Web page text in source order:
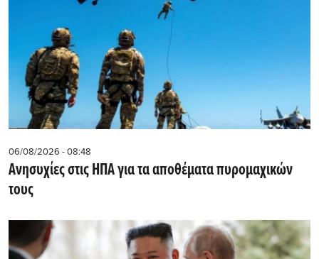
06/08/2026 - 08:48
Ανησυχίες στις ΗΠΑ για τα αποθέματα πυρομαχικών
τους